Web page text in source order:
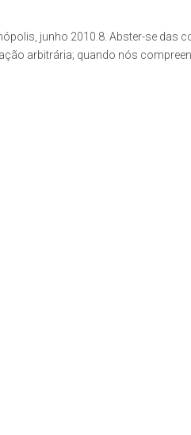
junho 2010.8. Abster-se das
arbitrária; quando nós